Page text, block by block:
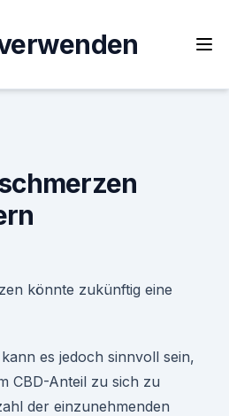
könnte zukünftig eine
es jedoch sinnvoll sein,
CBD-Anteil zu sich zu
der einzunehmenden